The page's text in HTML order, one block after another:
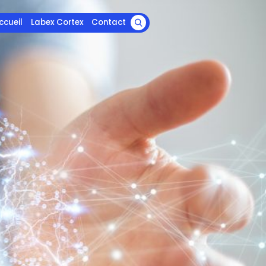
Labex Cortex Contact